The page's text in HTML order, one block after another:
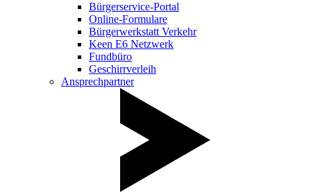
Bürgerservice-Portal
Online-Formulare
Bürgerwerkstatt Verkehr
Keen E6 Netzwerk
Fundbüro
Geschirrverleih
Ansprechpartner